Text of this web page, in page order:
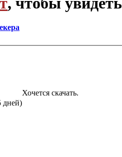
дней)
Хочется скачать.